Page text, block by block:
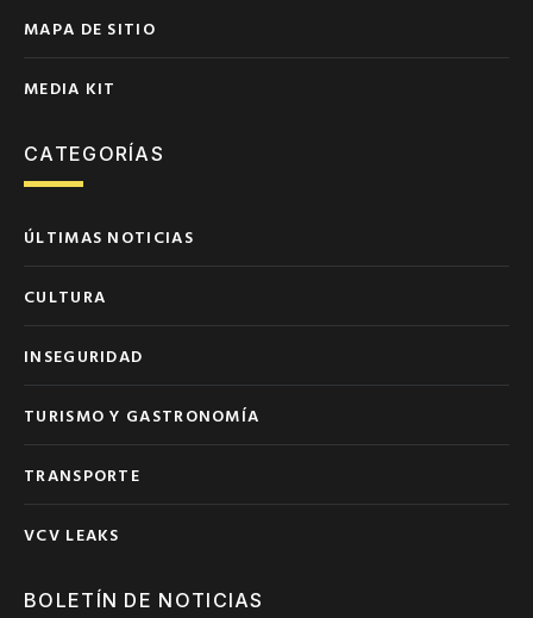
MAPA DE SITIO
MEDIA KIT
CATEGORÍAS
ÚLTIMAS NOTICIAS
CULTURA
INSEGURIDAD
TURISMO Y GASTRONOMÍA
TRANSPORTE
VCV LEAKS
BOLETÍN DE NOTICIAS